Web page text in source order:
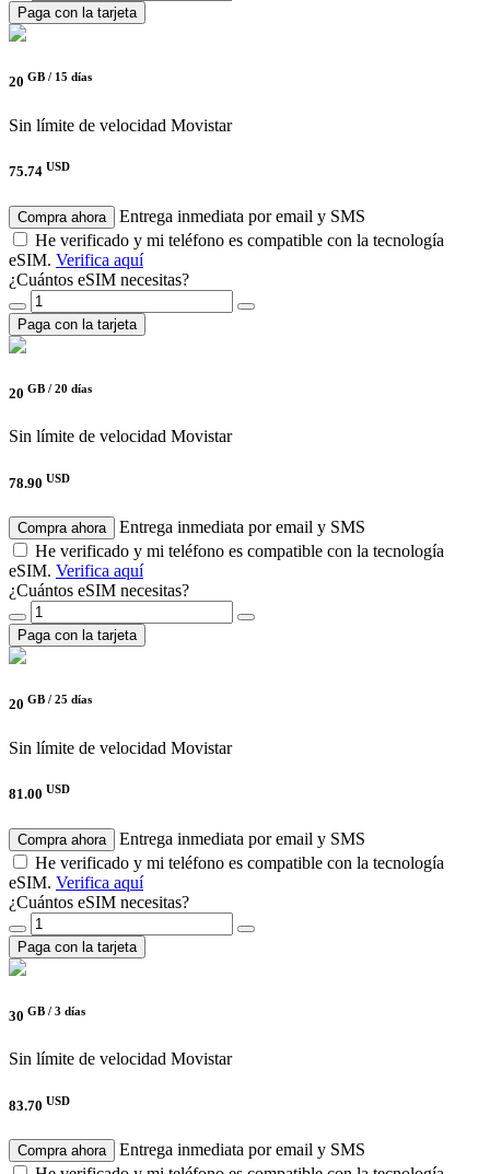
Paga con la tarjeta
20 GB / 15 días
Sin límite de velocidad Movistar
75.74 USD
Compra ahora
Entrega inmediata por email y SMS
He verificado y mi teléfono es compatible con la tecnología
eSIM. Verifica aquí
¿Cuántos eSIM necesitas?
Paga con la tarjeta
20 GB / 20 días
Sin límite de velocidad Movistar
78.90 USD
Compra ahora
Entrega inmediata por email y SMS
He verificado y mi teléfono es compatible con la tecnología
eSIM. Verifica aquí
¿Cuántos eSIM necesitas?
Paga con la tarjeta
20 GB / 25 días
Sin límite de velocidad Movistar
81.00 USD
Compra ahora
Entrega inmediata por email y SMS
He verificado y mi teléfono es compatible con la tecnología
eSIM. Verifica aquí
¿Cuántos eSIM necesitas?
Paga con la tarjeta
30 GB / 3 días
Sin límite de velocidad Movistar
83.70 USD
Compra ahora
Entrega inmediata por email y SMS